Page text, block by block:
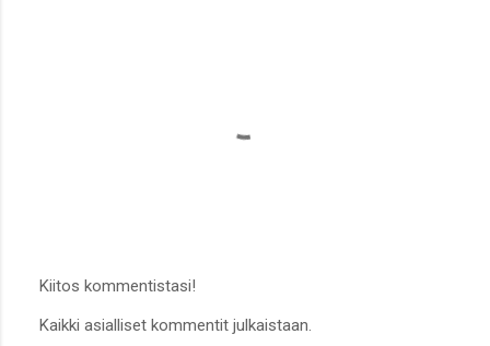
ä
Kiitos kommentistasi!
Kaikki asialliset kommentit julkaistaan.